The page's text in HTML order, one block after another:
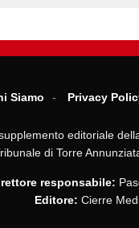
Siamo Privacy
editoriale
di Torre
responsabile:
Editore: Cierre